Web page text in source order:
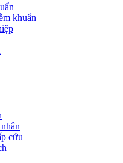
khuẩn
cứu